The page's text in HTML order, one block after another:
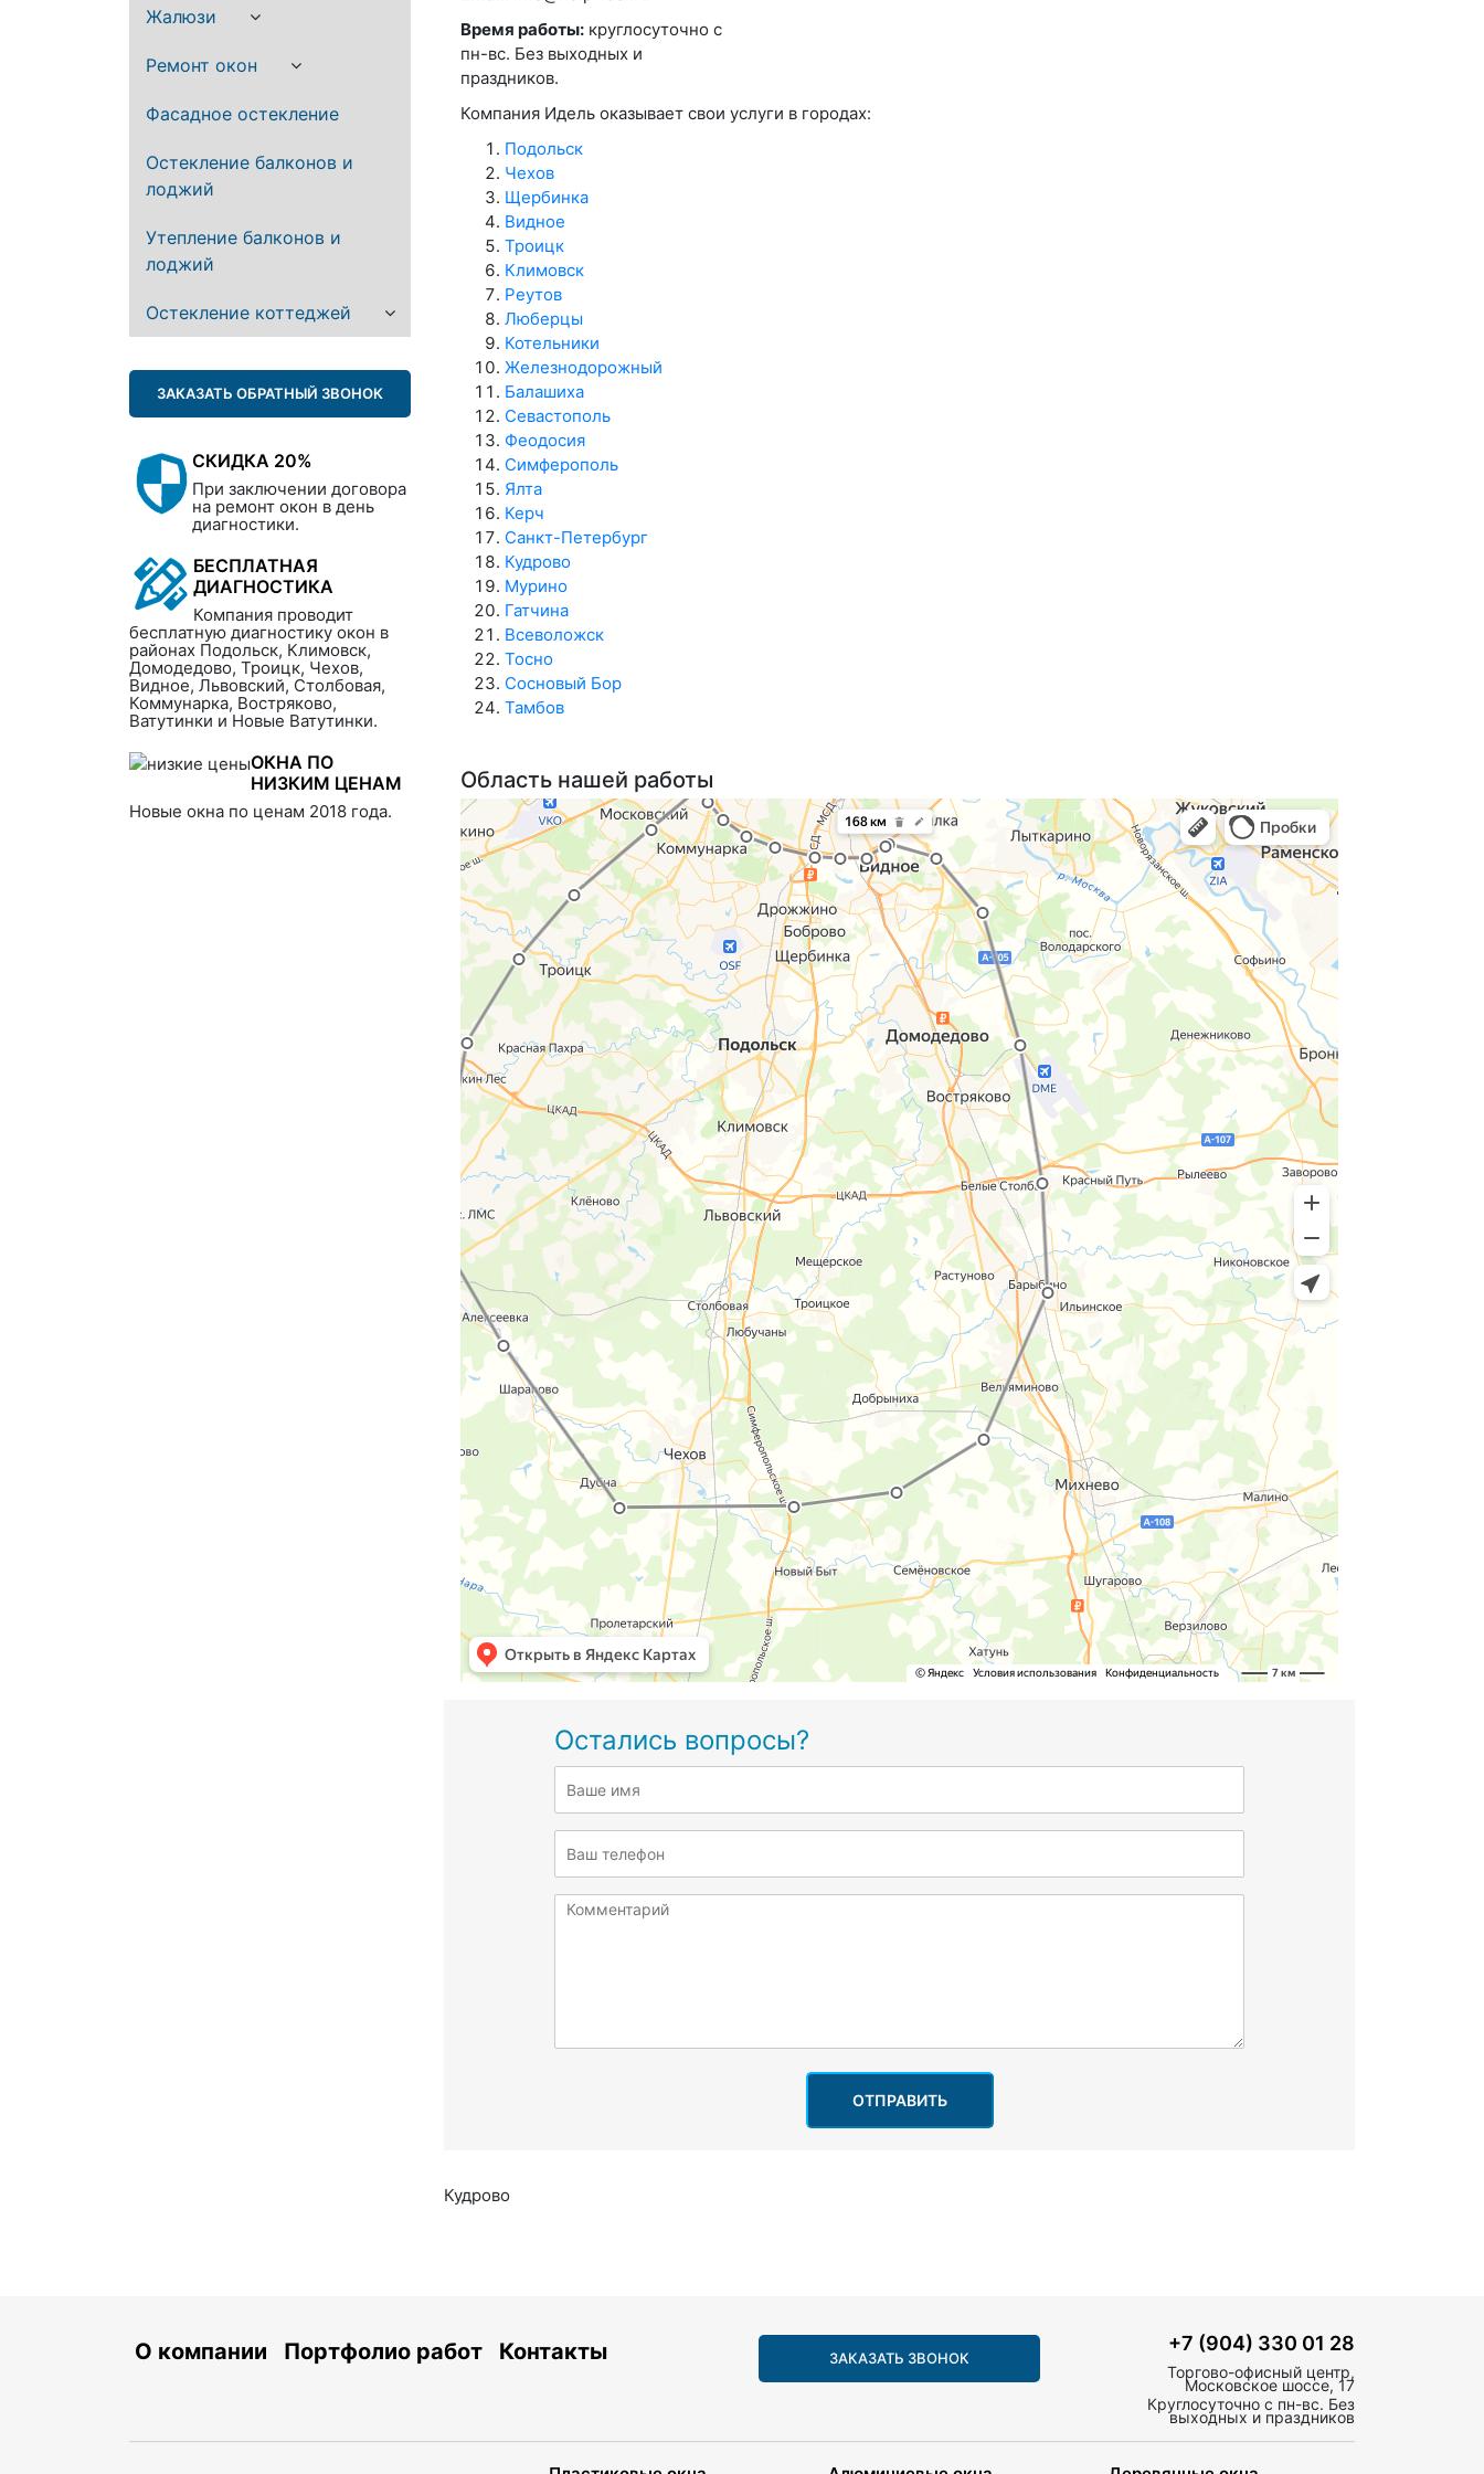
Жалюзи
Ремонт окон
Фасадное остекление
Остекление балконов и
лоджий
Утепление балконов и
лоджий
Остекление коттеджей
ЗАКАЗАТЬ ОБРАТНЫЙ ЗВОНОК
СКИДКА 20%
При заключении договора
на ремонт окон в день
диагностики.
БЕСПЛАТНАЯ
ДИАГНОСТИКА
Компания проводит
бесплатную диагностику окон в
районах Подольск, Климовск,
Домодедово, Троицк, Чехов,
Видное, Львовский, Столбовая,
Коммунарка, Востряково,
Ватутинки и Новые Ватутинки.
ОКНА ПО
НИЗКИМ ЦЕНАМ
Новые окна по ценам 2018 года.
Время работы: круглосуточно с
пн-вс. Без выходных и
праздников.
Компания Идель оказывает свои услуги в городах:
Подольск
Чехов
Щербинка
Видное
Троицк
Климовск
Реутов
Люберцы
Котельники
Железнодорожный
Балашиха
Севастополь
Феодосия
Симферополь
Ялта
Керч
Санкт-Петербург
Кудрово
Мурино
Гатчина
Всеволожск
Тосно
Сосновый Бор
Тамбов
Область нашей работы
Остались вопросы?
ОТПРАВИТЬ
Кудрово
О компании Портфолио работ Контакты ЗАКАЗАТЬ ЗВОНОК
+7 (904) 330 01 28
Торгово-офисный центр,
Московское шоссе, 17
Круглосуточно с пн-вс. Без
выходных и праздников